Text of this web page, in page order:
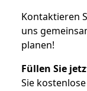
Kontaktieren
uns
planen!
Füllen Sie
Sie